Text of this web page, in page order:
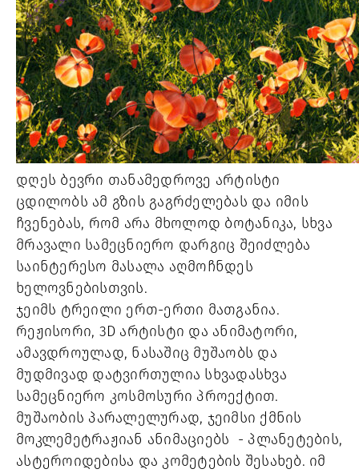
დღეს ბევრი თანამედროვე არტისტი
ცდილობს ამ გზის გაგრძელებას და იმის
ჩვენებას, რომ არა მხოლოდ ბოტანიკა, სხვა
მრავალი სამეცნიერო დარგიც შეიძლება
საინტერესო მასალა აღმოჩნდეს
ხელოვნებისთვის.
ჯეიმს ტრეილი ერთ-ერთი მათგანია.
რეჟისორი, 3D არტისტი და ანიმატორი,
ამავდროულად, ნასაშიც მუშაობს და
მუდმივად დატვირთულია სხვადასხვა
სამეცნიერო კოსმოსური პროექტით.
მუშაობის პარალელურად, ჯეიმსი ქმნის
მოკლემეტრაჟიან ანიმაციებს  - პლანეტების,
ასტეროიდებისა და კომეტების შესახებ. იმ